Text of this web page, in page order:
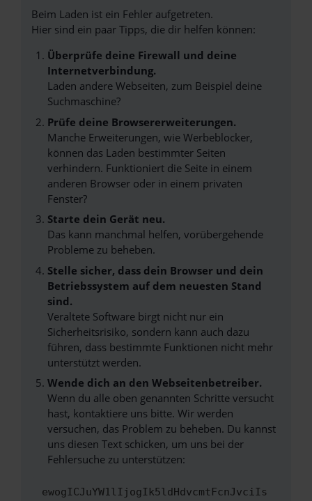
Beim Laden ist ein Fehler aufgetreten.
Hier sind ein paar Tipps, die dir helfen können:
Überprüfe deine Firewall und deine
Internetverbindung.
Laden andere Webseiten, zum Beispiel deine
Suchmaschine?
Prüfe deine Browsererweiterungen.
Manche Erweiterungen, wie Werbeblocker,
können das Laden bestimmter Seiten
verhindern. Funktioniert die Seite in einem
anderen Browser oder in einem privaten
Fenster?
Starte dein Gerät neu.
Das kann manchmal helfen, vorübergehende
Probleme zu beheben.
Stelle sicher, dass dein Browser und dein
Betriebssystem auf dem neuesten Stand
sind.
Veraltete Software birgt nicht nur ein
Sicherheitsrisiko, sondern kann auch dazu
führen, dass bestimmte Funktionen nicht mehr
unterstützt werden.
Wende dich an den Webseitenbetreiber.
Wenn du alle oben genannten Schritte versucht
hast, kontaktiere uns bitte. Wir werden
versuchen, das Problem zu beheben. Du kannst
uns diesen Text schicken, um uns bei der
Fehlersuche zu unterstützen:
ewogICJuYW1lIjogIk5ldHdvcmtFcnJvciIs